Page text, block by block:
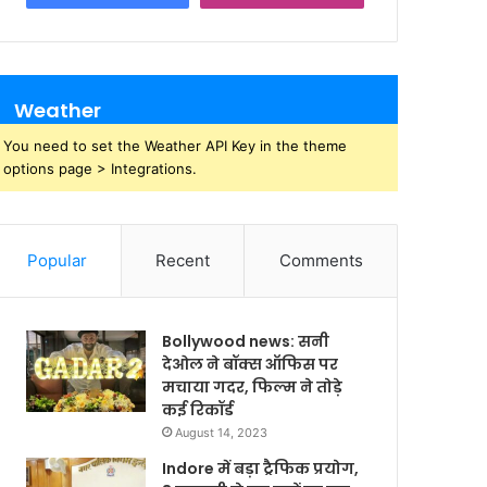
Weather
You need to set the Weather API Key in the theme
options page > Integrations.
Popular Recent Comments
Bollywood news: सनी
देओल ने बॉक्स ऑफिस पर
मचाया गदर, फिल्म ने तोड़े
कई रिकॉर्ड
August 14, 2023
Indore में बड़ा ट्रैफिक प्रयोग,